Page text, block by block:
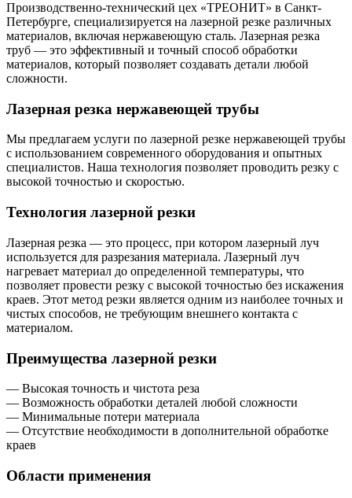
Производственно-технический цех «ТРЕОНИТ» в Санкт-
Петербурге, специализируется на лазерной резке различных
материалов, включая нержавеющую сталь. Лазерная резка
труб — это эффективный и точный способ обработки
материалов, который позволяет создавать детали любой
сложности.
Лазерная резка нержавеющей трубы
Мы предлагаем услуги по лазерной резке нержавеющей трубы
с использованием современного оборудования и опытных
специалистов. Наша технология позволяет проводить резку с
высокой точностью и скоростью.
Технология лазерной резки
Лазерная резка — это процесс, при котором лазерный луч
используется для разрезания материала. Лазерный луч
нагревает материал до определенной температуры, что
позволяет провести резку с высокой точностью без искажения
краев. Этот метод резки является одним из наиболее точных и
чистых способов, не требующим внешнего контакта с
материалом.
Преимущества лазерной резки
— Высокая точность и чистота реза
— Возможность обработки деталей любой сложности
— Минимальные потери материала
— Отсутствие необходимости в дополнительной обработке
краев
Области применения